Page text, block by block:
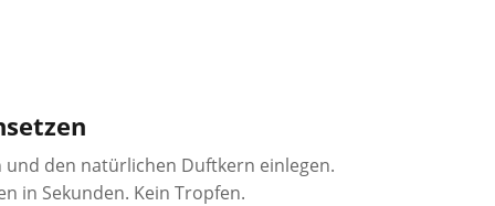
und den natürlichen Duftkern einlegen.
in Sekunden. Kein Tropfen.